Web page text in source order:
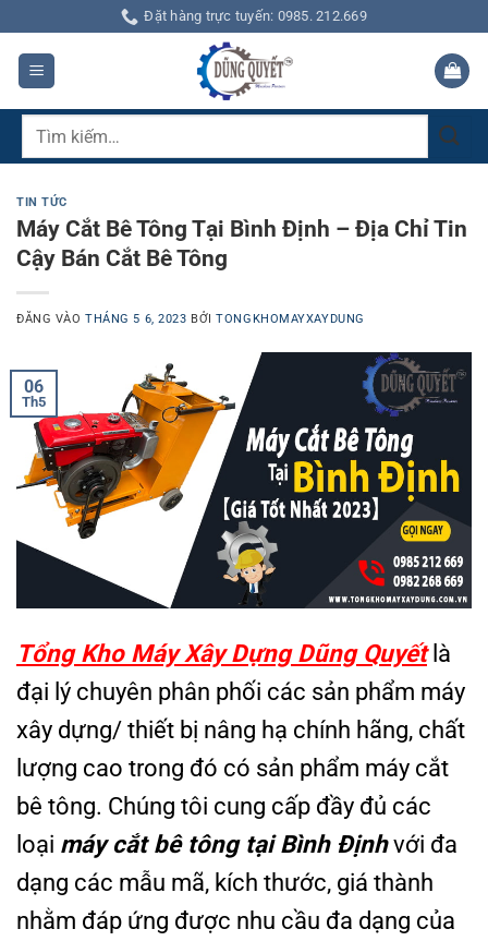
qua
dung
Đặt hàng trực tuyến: 0985. 212.669
Tìm
TIN TỨC
Máy Cắt Bê Tông Tại Bình Định – Địa Chỉ Tin
Cậy Bán Cắt Bê Tông
ĐĂNG VÀOTHÁNG 5 6, 2023 BỞITONGKHOMAYXAYDUNG
06
Th5
Tổng Kho Máy Xây Dựng Dũng Quyếtlà
đại lý chuyên phân phối các sản phẩm máy
xây dựng/ thiết bị nâng hạ chính hãng, chất
lượng cao trong đó có sản phẩm máy cắt
bê tông. Chúng tôi cung cấp đầy đủ các
loại máy cắt bê tông tại Bình Địnhvới đa
dạng các mẫu mã, kích thước, giá thành
nhằm đáp ứng được nhu cầu đa dạng của